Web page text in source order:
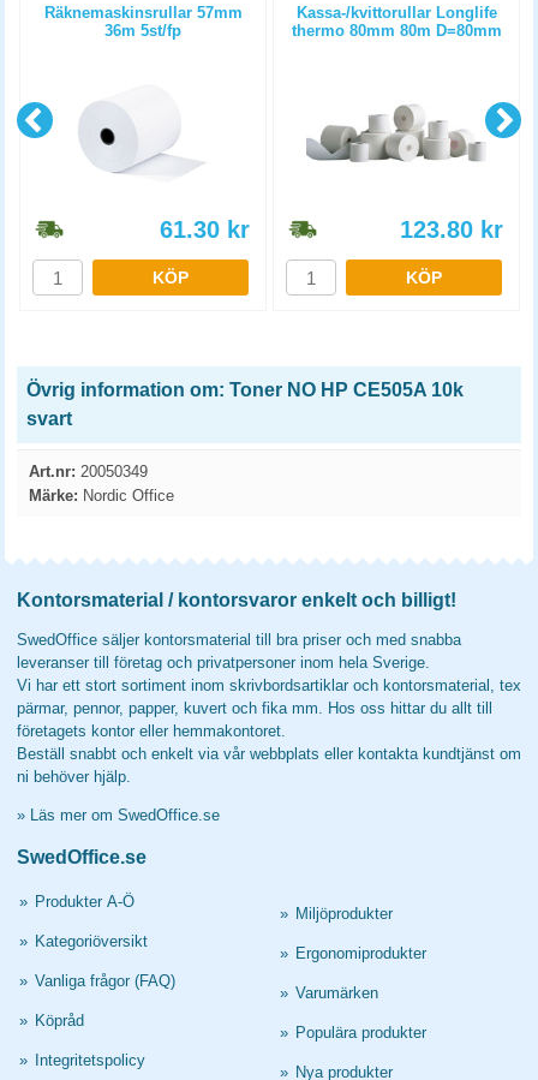
Räknemaskinsrullar 57mm
36m 5st/fp
61.30 kr
KÖP
Kassa-/kvittorullar Longlife
thermo 80mm 80m D=80mm
123.80 kr
KÖP
Övrig information om: Toner NO HP CE505A 10k
svart
Art.nr: 20050349
Märke: Nordic Office
Kontorsmaterial / kontorsvaror enkelt och billigt!
SwedOffice säljer kontorsmaterial till bra priser och med snabba
leveranser till företag och privatpersoner inom hela Sverige.
Vi har ett stort sortiment inom skrivbordsartiklar och kontorsmaterial, tex
pärmar, pennor, papper, kuvert och fika mm. Hos oss hittar du allt till
företagets kontor eller hemmakontoret.
Beställ snabbt och enkelt via vår webbplats eller kontakta kundtjänst om
ni behöver hjälp.
» Läs mer om SwedOffice.se
SwedOffice.se
» Produkter A-Ö
» Kategoriöversikt
» Vanliga frågor (FAQ)
» Köpråd
» Integritetspolicy
» Miljöprodukter
» Ergonomiprodukter
» Varumärken
» Populära produkter
» Nya produkter